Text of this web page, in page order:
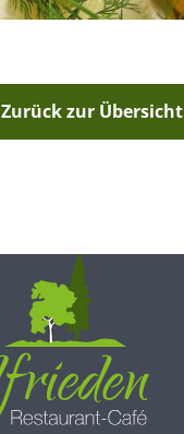
Zurück zur Übersicht